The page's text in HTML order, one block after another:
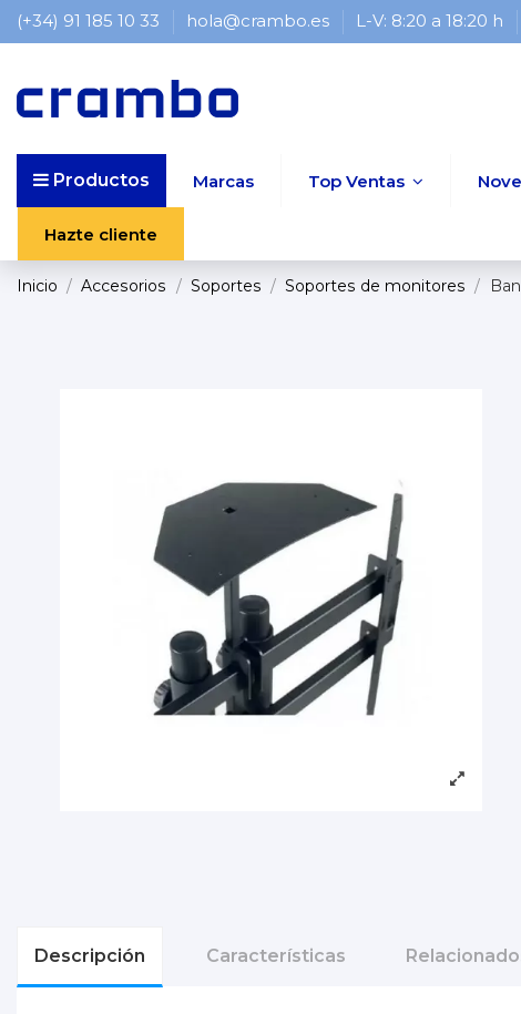
(+34) 91 185 10 33 hola@crambo.es L-V: 8:20 a 18:20 h
Productos Marcas Top Ventas
Hazte cliente
Inicio Accesorios Soportes Soportes de monitores
Descripción Características